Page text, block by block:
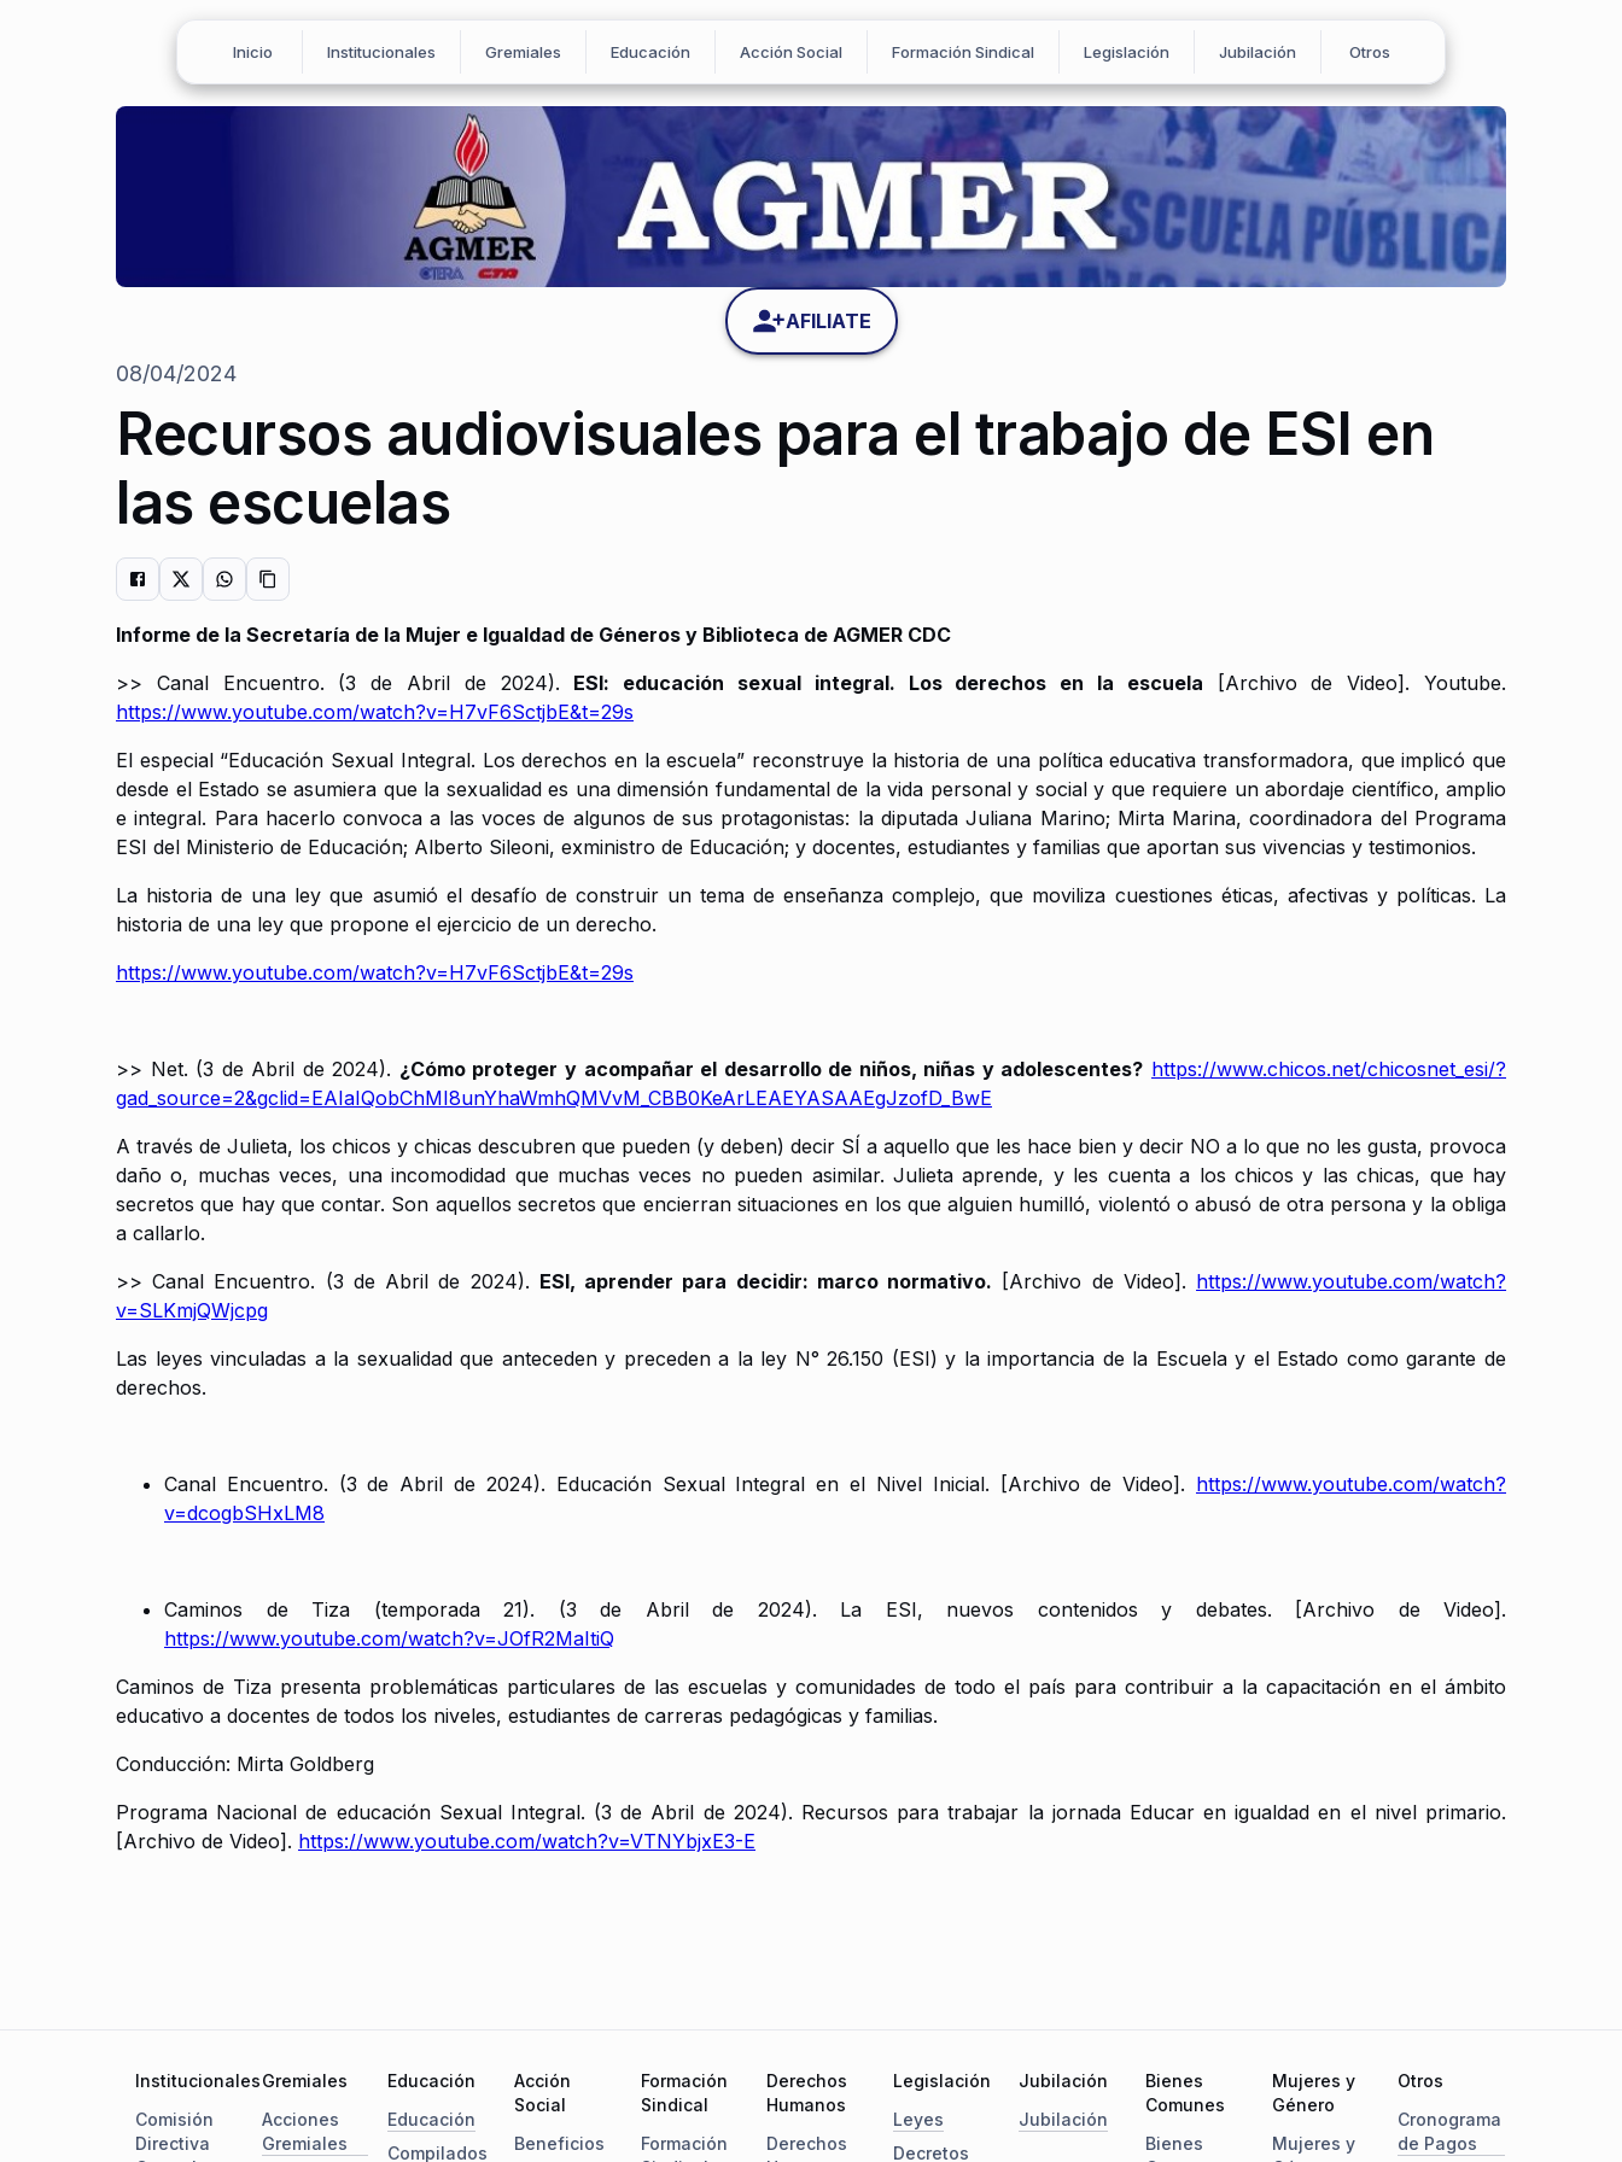
Inicio Institucionales Gremiales Educación Acción Social Formación Sindical Legislación Jubilación Otros
AFILIATE
08/04/2024
Recursos audiovisuales para el trabajo de ESI en
las escuelas
Informe de la Secretaría de la Mujer e Igualdad de Géneros y Biblioteca de AGMER CDC
>> Canal Encuentro. (3 de Abril de 2024). ESI: educación sexual integral. Los derechos en la escuela [Archivo de Video]. Youtube.
https://www.youtube.com/watch?v=H7vF6SctjbE&t=29s
El especial “Educación Sexual Integral. Los derechos en la escuela” reconstruye la historia de una política educativa transformadora, que implicó que
desde el Estado se asumiera que la sexualidad es una dimensión fundamental de la vida personal y social y que requiere un abordaje científico, amplio
e integral. Para hacerlo convoca a las voces de algunos de sus protagonistas: la diputada Juliana Marino; Mirta Marina, coordinadora del Programa
ESI del Ministerio de Educación; Alberto Sileoni, exministro de Educación; y docentes, estudiantes y familias que aportan sus vivencias y testimonios.
La historia de una ley que asumió el desafío de construir un tema de enseñanza complejo, que moviliza cuestiones éticas, afectivas y políticas. La
historia de una ley que propone el ejercicio de un derecho.
https://www.youtube.com/watch?v=H7vF6SctjbE&t=29s
>> Net. (3 de Abril de 2024). ¿Cómo proteger y acompañar el desarrollo de niños, niñas y adolescentes? https://www.chicos.net/chicosnet_esi/?
gad_source=2&gclid=EAIaIQobChMI8unYhaWmhQMVvM_CBB0KeArLEAEYASAAEgJzofD_BwE
A través de Julieta, los chicos y chicas descubren que pueden (y deben) decir SÍ a aquello que les hace bien y decir NO a lo que no les gusta, provoca
daño o, muchas veces, una incomodidad que muchas veces no pueden asimilar. Julieta aprende, y les cuenta a los chicos y las chicas, que hay
secretos que hay que contar. Son aquellos secretos que encierran situaciones en los que alguien humilló, violentó o abusó de otra persona y la obliga
a callarlo.
>> Canal Encuentro. (3 de Abril de 2024). ESI, aprender para decidir: marco normativo. [Archivo de Video]. https://www.youtube.com/watch?
v=SLKmjQWjcpg
Las leyes vinculadas a la sexualidad que anteceden y preceden a la ley N° 26.150 (ESI) y la importancia de la Escuela y el Estado como garante de
derechos.
Canal Encuentro. (3 de Abril de 2024). Educación Sexual Integral en el Nivel Inicial. [Archivo de Video]. https://www.youtube.com/watch?
v=dcogbSHxLM8
Caminos de Tiza (temporada 21). (3 de Abril de 2024). La ESI, nuevos contenidos y debates. [Archivo de Video].
https://www.youtube.com/watch?v=JOfR2MaItiQ
Caminos de Tiza presenta problemáticas particulares de las escuelas y comunidades de todo el país para contribuir a la capacitación en el ámbito
educativo a docentes de todos los niveles, estudiantes de carreras pedagógicas y familias.
Conducción: Mirta Goldberg
Programa Nacional de educación Sexual Integral. (3 de Abril de 2024). Recursos para trabajar la jornada Educar en igualdad en el nivel primario.
[Archivo de Video]. https://www.youtube.com/watch?v=VTNYbjxE3-E
Institucionales
Comisión
Directiva
Gremiales
Acciones
Gremiales
Educación
Educación
Compilados
Acción
Social
Beneficios
Formación
Sindical
Formación
Derechos
Humanos
Derechos
Legislación
Leyes
Decretos
Jubilación
Jubilación
Bienes
Comunes
Bienes
Mujeres y
Género
Mujeres y
Otros
Cronograma
de Pagos